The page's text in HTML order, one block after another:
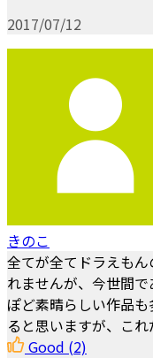
2017/07/12
きのこ
全てが全てドラえも
れませんが、今世間
ぽど素晴らしい作品
ると思いますが、こ
Good (2)